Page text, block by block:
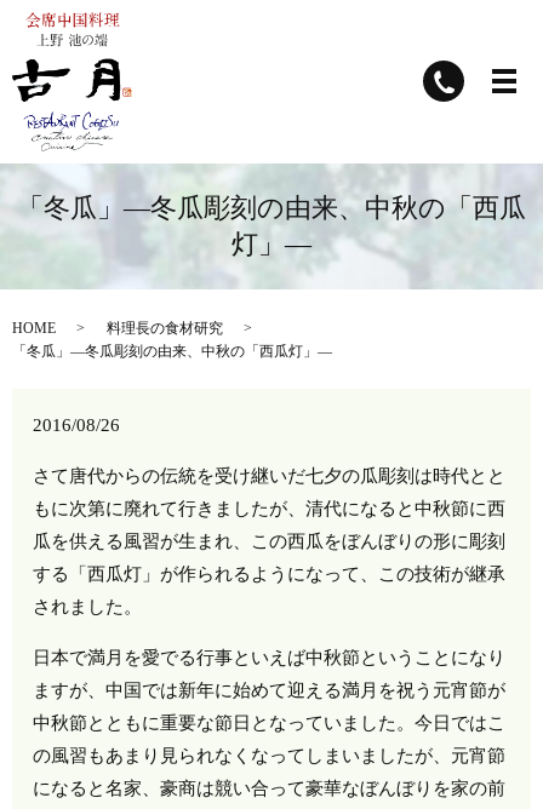
「冬瓜」―冬瓜彫刻の由来、中秋の「西瓜
灯」―
HOME
料理長の食材研究
「冬瓜」―冬瓜彫刻の由来、中秋の「西瓜灯」―
2016/08/26
さて唐代からの伝統を受け継いだ七夕の瓜彫刻は時代とと
もに次第に廃れて行きましたが、清代になると中秋節に西
瓜を供える風習が生まれ、この西瓜をぼんぼりの形に彫刻
する「西瓜灯」が作られるようになって、この技術が継承
されました。
日本で満月を愛でる行事といえば中秋節ということになり
ますが、中国では新年に始めて迎える満月を祝う元宵節が
中秋節とともに重要な節日となっていました。今日ではこ
の風習もあまり見られなくなってしまいましたが、元宵節
になると名家、豪商は競い合って豪華なぼんぼりを家の前